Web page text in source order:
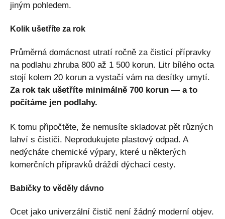
jiným pohledem.
Kolik ušetříte za rok
Průměrná domácnost utratí ročně za čisticí přípravky
na podlahu zhruba 800 až 1 500 korun. Litr bílého octa
stojí kolem 20 korun a vystačí vám na desítky umytí.
Za rok tak ušetříte minimálně 700 korun — a to
počítáme jen podlahy.
K tomu připočtěte, že nemusíte skladovat pět různých
lahví s čističi. Neprodukujete plastový odpad. A
nedýcháte chemické výpary, které u některých
komerčních přípravků dráždí dýchací cesty.
Babičky to věděly dávno
Ocet jako univerzální čistič není žádný moderní objev.